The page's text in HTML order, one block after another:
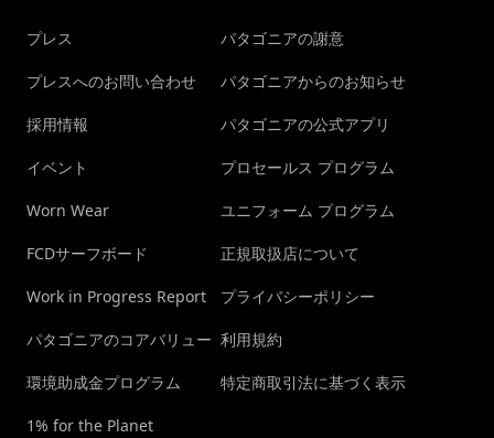
プレス
プレスへのお問い合わせ
採用情報
イベント
Worn Wear
FCDサーフボード
Work in Progress Report
パタゴニアのコアバリュー
環境助成金プログラム
1% for the Planet
パタゴニアの謝意
パタゴニアからのお知らせ
パタゴニアの公式アプリ
プロセールス プログラム
ユニフォーム プログラム
正規取扱店について
プライバシーポリシー
利用規約
特定商取引法に基づく表示